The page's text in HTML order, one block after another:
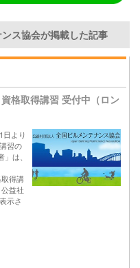
ス協会が掲載した記事
格取得講習 受付中（ロン
日より
習の
は、
得講
益社
示さ